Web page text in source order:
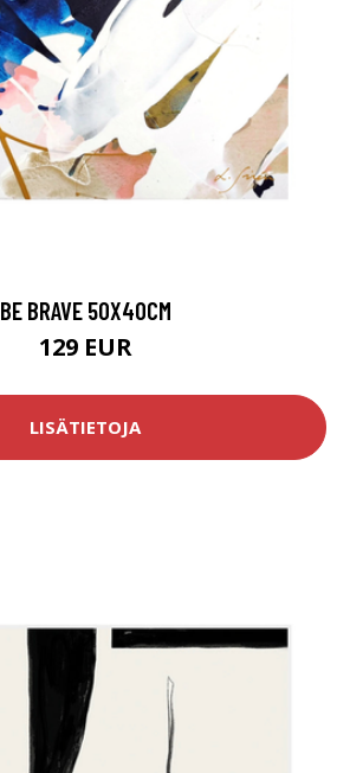
BE BRAVE 50X40CM
129 EUR
LISÄTIETOJA